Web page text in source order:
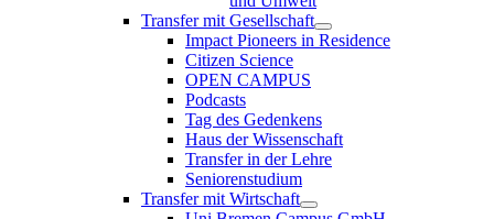
Transfer mit Gesellschaft
Impact Pioneers in Residence
Citizen Science
OPEN CAMPUS
Podcasts
Tag des Gedenkens
Haus der Wissenschaft
Transfer in der Lehre
Seniorenstudium
Transfer mit Wirtschaft